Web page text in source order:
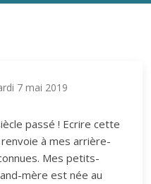
7 mai 2019
passé ! Ecrire cette
à mes arrière-
Mes petits-
mère est née au